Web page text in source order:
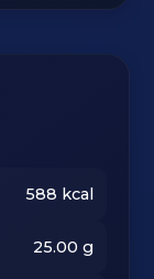
588 kcal
25.00 g